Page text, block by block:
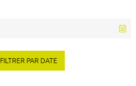
FILTRER PAR DATE